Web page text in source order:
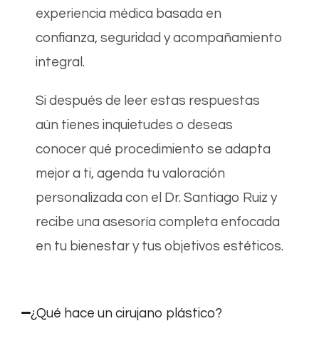
experiencia médica basada en
confianza, seguridad y acompañamiento
integral.
Si después de leer estas respuestas
aún tienes inquietudes o deseas
conocer qué procedimiento se adapta
mejor a ti, agenda tu valoración
personalizada con el Dr. Santiago Ruiz y
recibe una asesoría completa enfocada
en tu bienestar y tus objetivos estéticos.​
¿Qué hace un cirujano plástico?